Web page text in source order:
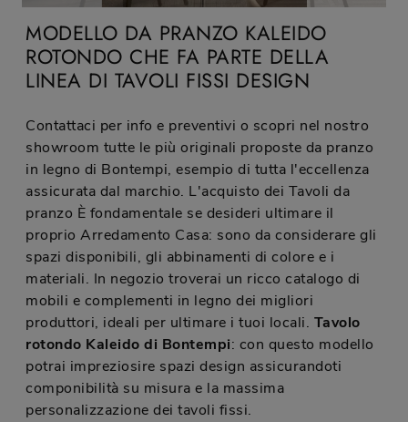
MODELLO DA PRANZO KALEIDO
ROTONDO CHE FA PARTE DELLA
LINEA DI TAVOLI FISSI DESIGN
Contattaci per info e preventivi o scopri nel nostro
showroom tutte le più originali proposte da pranzo
in legno di Bontempi, esempio di tutta l'eccellenza
assicurata dal marchio. L'acquisto dei Tavoli da
pranzo È fondamentale se desideri ultimare il
proprio Arredamento Casa: sono da considerare gli
spazi disponibili, gli abbinamenti di colore e i
materiali. In negozio troverai un ricco catalogo di
mobili e complementi in legno dei migliori
produttori, ideali per ultimare i tuoi locali. Tavolo
rotondo Kaleido di Bontempi: con questo modello
potrai impreziosire spazi design assicurandoti
componibilità su misura e la massima
personalizzazione dei tavoli fissi.